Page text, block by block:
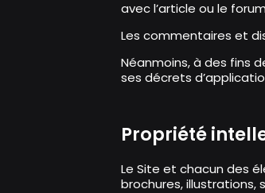
avec l’article ou le
Les commentaires et
Néanmoins, à des fins
ses décrets
Propriété
Le Site et chacun des
brochures,